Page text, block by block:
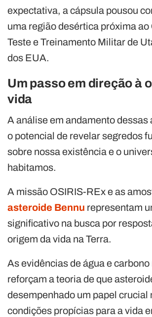
expectativa, a cápsula pousou
uma região desértica próxima ao
Teste e Treinamento Militar de
dos EUA.
Um passo em direção à
vida
A análise em andamento dessas
o potencial de revelar segredos
sobre nossa existência e o
habitamos.
A missão OSIRIS-REx e as
asteroide Bennu representam
significativo na busca por
origem da vida na Terra.
As evidências de água e
reforçam a teoria de que
desempenhado um papel crucial
condições propícias para a vida